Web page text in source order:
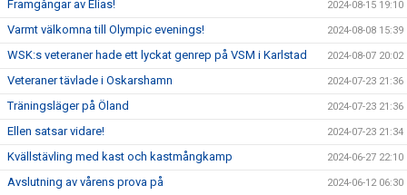
Framgångar av Elias! 2024-08-15 19:10
Varmt välkomna till Olympic evenings! 2024-08-08 15:39
WSK:s veteraner hade ett lyckat genrep på VSM i Karlstad 2024-08-07 20:02
Veteraner tävlade i Oskarshamn 2024-07-23 21:36
Träningsläger på Öland 2024-07-23 21:36
Ellen satsar vidare! 2024-07-23 21:34
Kvällstävling med kast och kastmångkamp 2024-06-27 22:10
Avslutning av vårens prova på 2024-06-12 06:30